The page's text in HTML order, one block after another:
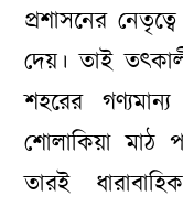
প্রশাসনের
দেয়। তাই
শহরের গণ্যমান্য
শোলাকিয়া মাঠ
তারই